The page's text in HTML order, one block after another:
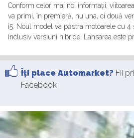
Conform celor mai noi informații,
va primi, în premieră, nu una, ci două
i5. Noul model va păstra motoarele cu 4
inclusiv versiuni hibride. Lansarea este
Îţi place Automarket? Fii
Facebook